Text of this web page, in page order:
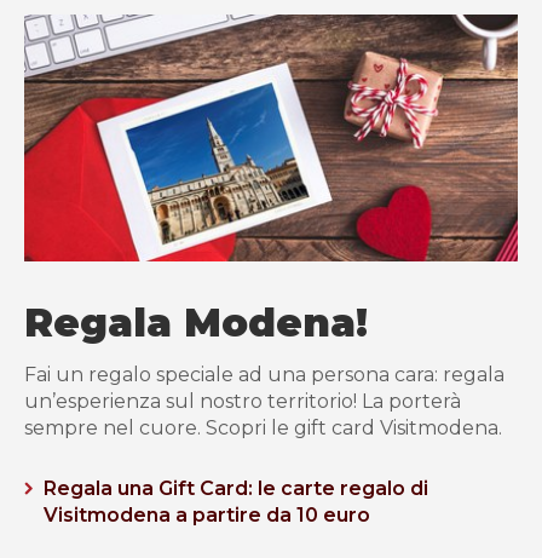
Regala Modena!
Fai un regalo speciale ad una persona cara: regala
un’esperienza sul nostro territorio! La porterà
sempre nel cuore. Scopri le gift card Visitmodena.
Regala una Gift Card: le carte regalo di
Visitmodena a partire da 10 euro